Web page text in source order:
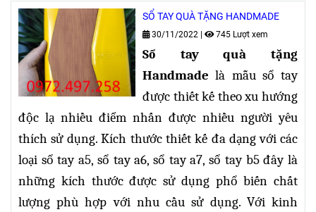
SỔ TAY QUÀ TẶNG HANDMADE
30/11/2022 | 745 Lượt xem
Sổ tay quà tặng
Handmadelà mẫu sổ tay
được thiết kế theo xu hướng
độc lạ nhiều điểm nhấn được nhiều người yêu
thích sử dụng. Kích thước thiết kế đa dạng với các
loại sổ tay a5, sổ tay a6, sổ tay a7, sổ tay b5 đây là
những kích thước được sử dụng phổ biến chất
lượng phù hợp với nhu cầu sử dụng. Với kinh